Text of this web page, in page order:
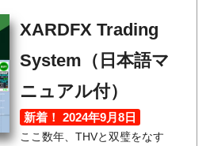
XARDFX Trading
System（日本語マ
ニュアル付）
新着！ 2024年9月8日
ここ数年、THVと双璧をなす